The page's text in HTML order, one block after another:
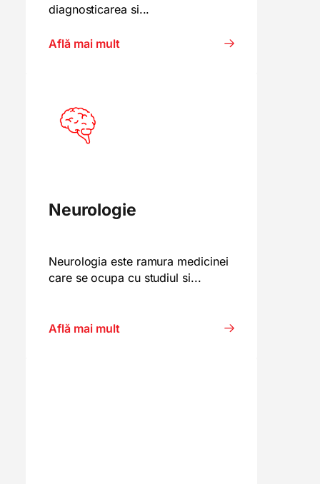
diagnosticarea si...
Află mai mult
Neurologie
Neurologia este ramura medicinei
care se ocupa cu studiul si...
Află mai mult